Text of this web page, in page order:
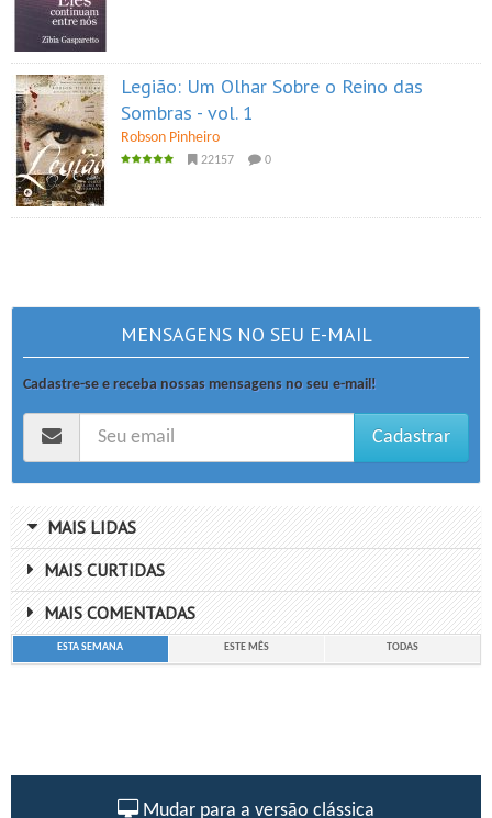
Legião: Um Olhar Sobre o Reino das
Sombras - vol. 1
Robson Pinheiro
22157 0
MENSAGENS NO SEU E-MAIL
Cadastre-se e receba nossas mensagens no seu e-mail!
Cadastrar
MAIS LIDAS
MAIS CURTIDAS
MAIS COMENTADAS
ESTA SEMANA ESTE MÊS TODAS
Mudar para a versão clássica